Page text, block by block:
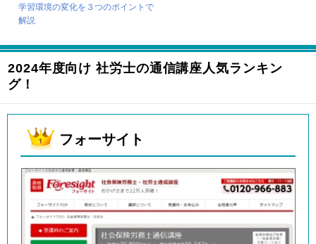
学習環境の変化を３つのポイントで
解説
2024年度向け 社労士の通信講座人気ランキン
グ！
フォーサイト